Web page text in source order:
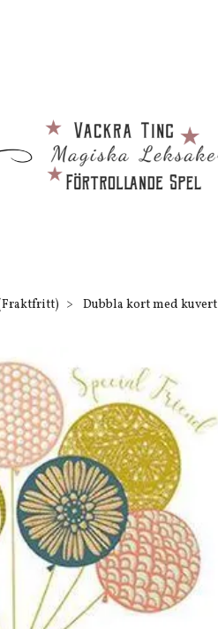
Dubbla kort med kuvert